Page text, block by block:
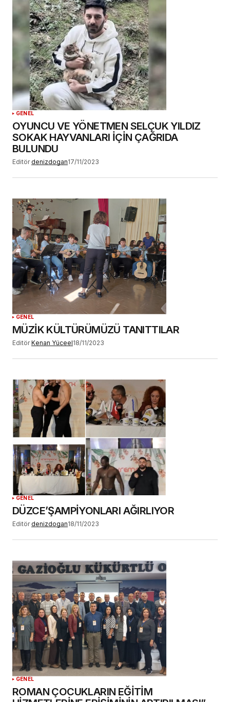
Daha sonraki yorumlarımda kullanılması için
adım, e-posta adresim ve site adresim bu
tarayıcıya kaydedilsin.
YORUM GÖNDER
GENEL
OYUNCU VE YÖNETMEN SELÇUK YILDIZ
SOKAK HAYVANLARI İÇİN ÇAĞRIDA
BULUNDU
Editör denizdogan17/11/2023
GENEL
MÜZİK KÜLTÜRÜMÜZÜ TANITTILAR
Editör Kenan Yüceel18/11/2023
GENEL
DÜZCE’ŞAMPİYONLARI AĞIRLIYOR
Editör denizdogan18/11/2023
GENEL
ROMAN ÇOCUKLARIN EĞİTİM